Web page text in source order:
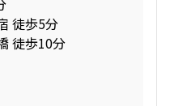
徒歩5分
徒歩10分